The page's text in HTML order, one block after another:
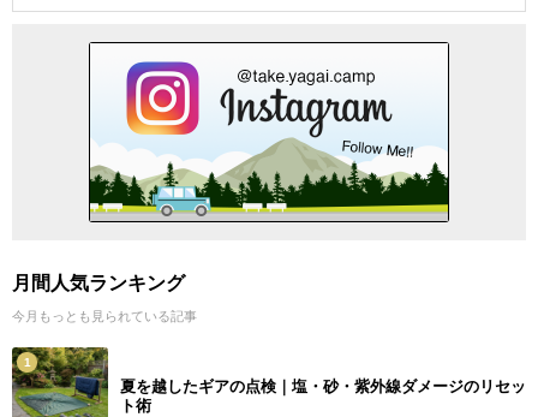
月間人気ランキング
今月もっとも見られている記事
1
夏を越したギアの点検｜塩・砂・紫外線ダメージのリセッ
ト術